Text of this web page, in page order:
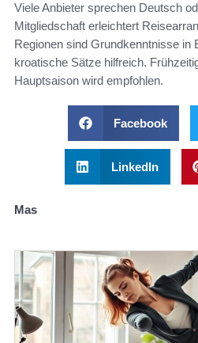
Viele Anbieter sprechen Deutsch
Mitgliedschaft erleichtert
Regionen sind Grundkenntnisse in
kroatische Sätze hilfreich.
Hauptsaison wird empfohlen.
Facebook
LinkedIn
Mas